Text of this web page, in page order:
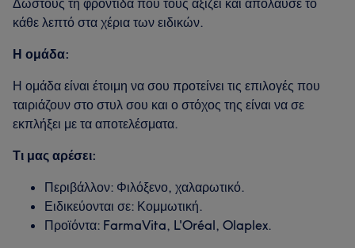
Δώστους τη φροντίδα που τους αξίζει και απόλαυσε το
κάθε λεπτό στα χέρια των ειδικών.
Η ομάδα:
Η ομάδα είναι έτοιμη να σου προτείνει τις επιλογές που
ταιριάζουν στο στυλ σου και ο στόχος της είναι να σε
εκπλήξει με τα αποτελέσματα.
Τι μας αρέσει:
Περιβάλλον: Φιλόξενο, χαλαρωτικό.
Ειδικεύονται σε: Κομμωτική.
Προϊόντα: FarmaVita, L'Oréal, Olaplex.